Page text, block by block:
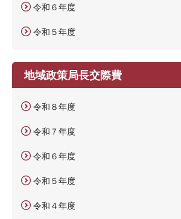
令和６年度
令和５年度
地域政策局長交際費
令和８年度
令和７年度
令和６年度
令和５年度
令和４年度